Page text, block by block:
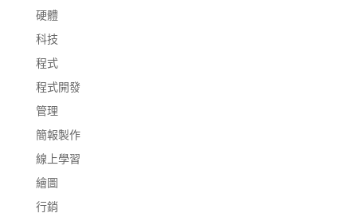
硬體
科技
程式
程式開發
管理
簡報製作
線上學習
繪圖
行銷